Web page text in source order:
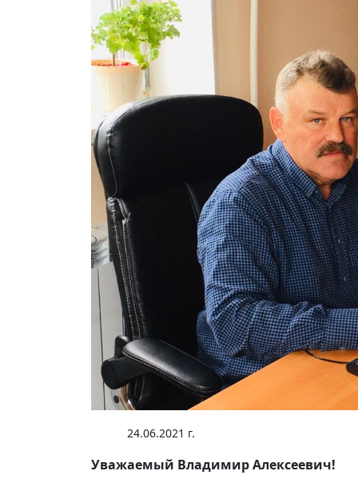
24.06.2021 г.
Уважаемый Владимир Алексеевич!